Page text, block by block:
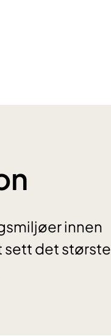
innen
sett det største